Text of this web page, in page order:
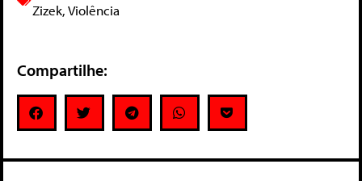
Zizek,Violência
Compartilhe: